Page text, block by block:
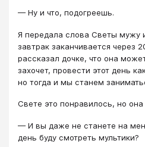
— Ну и что, подогреешь.
Я передала слова Светы мужу
завтрак заканчивается через
рассказал дочке, что она
захочет, провести этот день
но тогда и мы станем
Свете это понравилось, но она
— И вы даже не станете на
день буду смотреть мультики?